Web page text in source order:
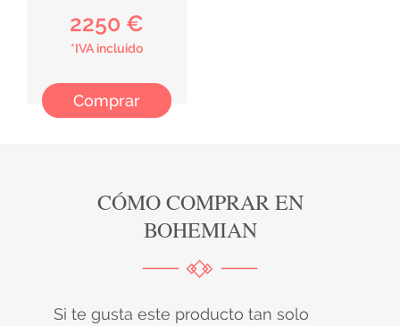
2250 €
*IVA incluido
Comprar
CÓMO COMPRAR EN
BOHEMIAN
Si te gusta este producto tan solo